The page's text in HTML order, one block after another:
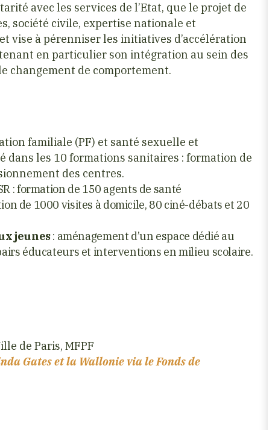
avec les services de l’Etat, que le projet de
société civile, expertise nationale et
à pérenniser les initiatives d’accélération
en particulier son intégration au sein des
changement de comportement.
familiale (PF) et santé sexuelle et
les 10 formations sanitaires : formation de
des centres.
: formation de 150 agents de santé
de 1000 visites à domicile, 80 ciné-débats et 20
jeunes: aménagement d’un espace dédié au
éducateurs et interventions en milieu scolaire.
de Paris, MFPF
Gates et la Wallonie via le Fonds de